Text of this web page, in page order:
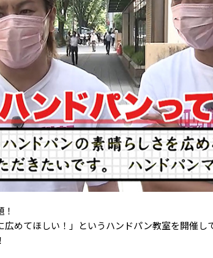
広めてほしい！」というハンドパン教室を開催